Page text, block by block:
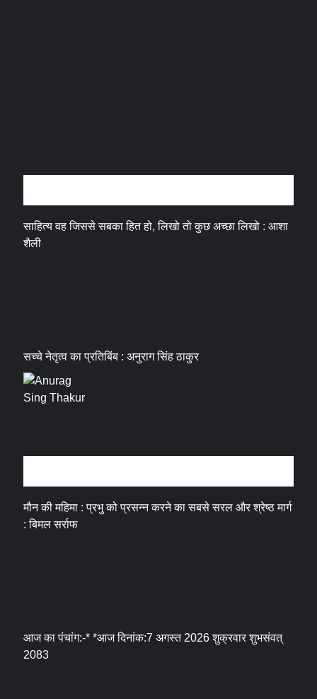
साहित्य वह जिससे सबका हित हो, लिखो तो कुछ अच्छा लिखो : आशा
शैली
सच्चे नेतृत्व का प्रतिबिंब : अनुराग सिंह ठाकुर
मौन की महिमा : प्रभु को प्रसन्न करने का सबसे सरल और श्रेष्ठ मार्ग
: बिमल सर्राफ
आज का पंचांग:-* *आज दिनांक:7 अगस्त 2026 शुक्रवार शुभसंवत्
2083